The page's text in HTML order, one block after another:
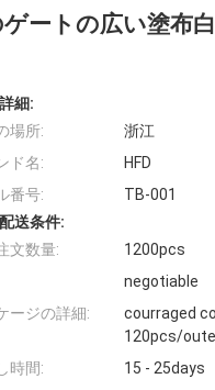
ートの広い塗布
細:
場所:
浙江
ド名:
HFD
番号:
TB-001
送条件:
文数量:
1200pcs
negotiable
ージの詳細:
courraged
120pcs/
時間:
15 - 25days